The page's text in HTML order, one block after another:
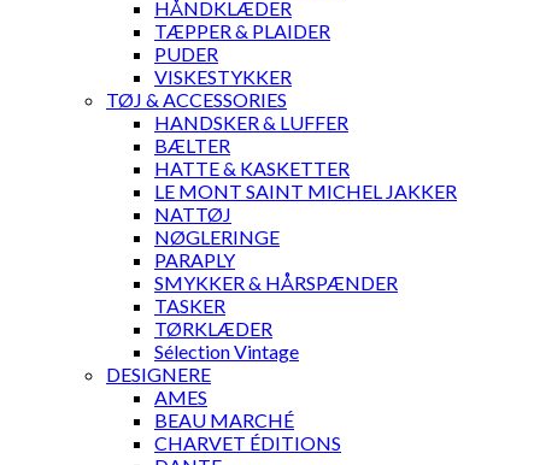
HÅNDKLÆDER
TÆPPER & PLAIDER
PUDER
VISKESTYKKER
TØJ & ACCESSORIES
HANDSKER & LUFFER
BÆLTER
HATTE & KASKETTER
LE MONT SAINT MICHEL JAKKER
NATTØJ
NØGLERINGE
PARAPLY
SMYKKER & HÅRSPÆNDER
TASKER
TØRKLÆDER
Sélection Vintage
DESIGNERE
AMES
BEAU MARCHÉ
CHARVET ÉDITIONS